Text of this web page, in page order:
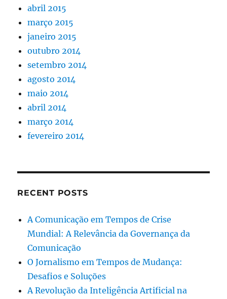
abril 2015
março 2015
janeiro 2015
outubro 2014
setembro 2014
agosto 2014
maio 2014
abril 2014
março 2014
fevereiro 2014
RECENT POSTS
A Comunicação em Tempos de Crise
Mundial: A Relevância da Governança da
Comunicação
O Jornalismo em Tempos de Mudança:
Desafios e Soluções
A Revolução da Inteligência Artificial na